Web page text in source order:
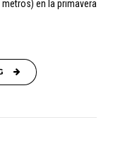
en la primavera